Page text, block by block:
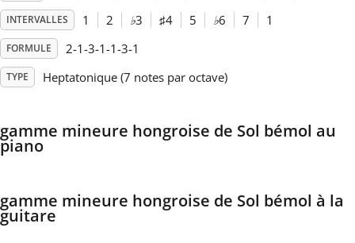
Français
INTERVALLES 1 2 ♭3 ♯4 5 ♭6 7 1
FORMULE 2-1-3-1-1-3-1
TYPE Heptatonique (7 notes par octave)
gamme mineure hongroise de Sol bémol au
piano
gamme mineure hongroise de Sol bémol à la
guitare